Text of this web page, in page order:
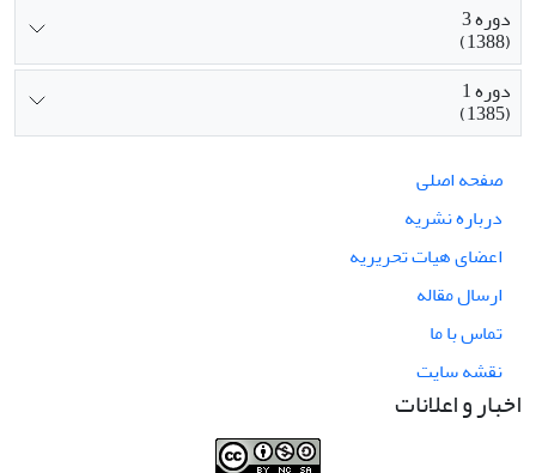
دوره 3
(1388)
دوره 1
(1385)
صفحه اصلی
درباره نشریه
اعضای هیات تحریریه
ارسال مقاله
تماس با ما
نقشه سایت
اخبار و اعلانات